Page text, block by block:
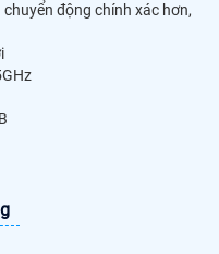
động chính xác hơn,